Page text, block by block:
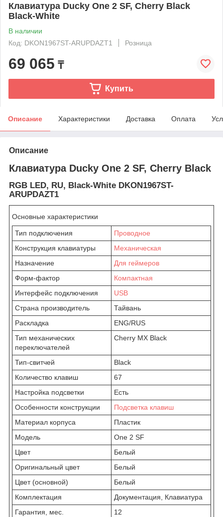
Клавиатура Ducky One 2 SF, Cherry Black
Black-White
В наличии
Код: DKON1967ST-ARUPDAZT1
Розница
69 065 ₸
Купить
Описание Характеристики Доставка Оплата
Описание
Клавиатура Ducky One 2 SF, Cherry Black
RGB LED, RU, Black-White DKON1967ST-
ARUPDAZT1
Основные характеристики
Тип подключения
Проводное
Конструкция клавиатуры
Механическая
Назначение
Для геймеров
Форм-фактор
Компактная
Интерфейс подключения
USB
Страна производитель
Тайвань
Раскладка
ENG/RUS
Тип механических
переключателей
Cherry MX Black
Тип-свитчей
Black
Количество клавиш
67
Настройка подсветки
Есть
Особенности конструкции
Подсветка клавиш
Материал корпуса
Пластик
Модель
One 2 SF
Цвет
Белый
Оригинальный цвет
Белый
Цвет (основной)
Белый
Комплектация
Документация, Клавиатура
Гарантия, мес.
12